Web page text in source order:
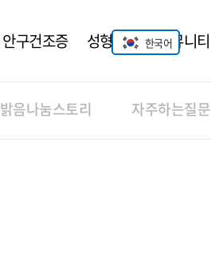
안구건조증 성형안과 커뮤니티
한국어
밝음나눔스토리 자주하는질문